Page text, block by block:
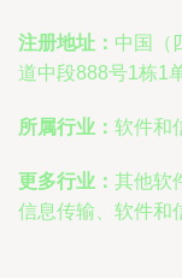
注册地址： 中国（
道中段888号1栋1
所属行业： 软件和
更多行业： 其他软
信息传输、软件和